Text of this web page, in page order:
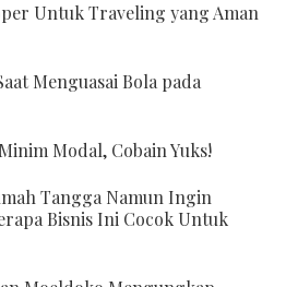
Untuk Traveling yang Aman
Menguasai Bola pada
Modal, Cobain Yuks!
Tangga Namun Ingin
Bisnis Ini Cocok Untuk